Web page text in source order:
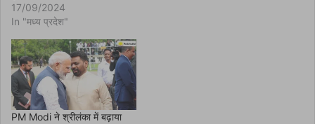
o
w
)
17/09/2024
In "मध्य प्रदेश"
PM Modi ने श्रीलंका में बढ़ाया